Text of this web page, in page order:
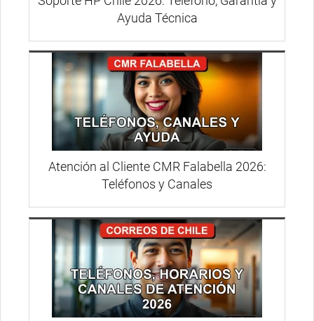
Ayuda Técnica
Atención al Cliente CMR Falabella 2026:
Teléfonos y Canales